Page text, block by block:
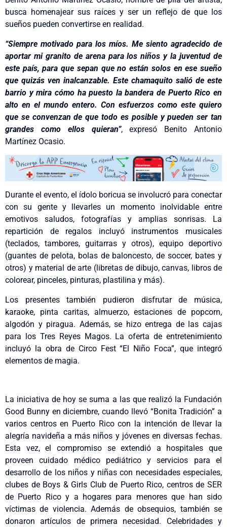
busca homenajear sus raíces y ser un reflejo de que los
sueños pueden convertirse en realidad.
“Siempre motivado para los míos. Me siento agradecido de
aportar mi granito de arena para los niños y la juventud de
este país, para que sepan que no están solos en ese sueño
que quizás ven inalcanzable. Este chamaquito salió de este
barrio y mira cómo ha puesto la bandera de Puerto Rico en
alto en el mundo entero. Con esfuerzos como este quiero
que se convenzan de que todo es posible y pueden ser tan
grandes como ellos quieran”, expresó Benito Antonio
Martínez Ocasio.
Durante el evento, el ídolo boricua se involucró para conectar
con su gente y llevarles un momento inolvidable entre
emotivos saludos, fotografías y amplias sonrisas. La
repartición de regalos incluyó instrumentos musicales
(teclados, tambores, guitarras y otros), equipo deportivo
(guantes de pelota, bolas de baloncesto, de soccer, bates y
otros) y material de arte (libretas de dibujo, canvas, libros de
colorear, pinceles, pinturas, plastilina y más).
Los presentes también pudieron disfrutar de música,
karaoke, pinta caritas, almuerzo, estaciones de popcorn,
algodón y piragua. Además, se hizo entrega de las cajas
para los Tres Reyes Magos. La oferta de entretenimiento
incluyó la obra de Circo Fest “El Niño Foca”, que integró
elementos de magia.
La iniciativa de hoy se suma a las que realizó la Fundación
Good Bunny en diciembre, cuando llevó “Bonita Tradición” a
varios centros en Puerto Rico con la intención de llevar la
alegría navideña a más niños y jóvenes en diversas fechas.
Esta vez, el compromiso se extendió a hospitales que
proveen cuidado médico pediátrico y servicios para el
desarrollo de los niños y niñas con necesidades especiales,
clubes de Boys & Girls Club de Puerto Rico, centros de SER
de Puerto Rico y a hogares para menores que han sido
víctimas de violencia. Además de obsequios, también se
donaron artículos de primera necesidad. Celebridades y